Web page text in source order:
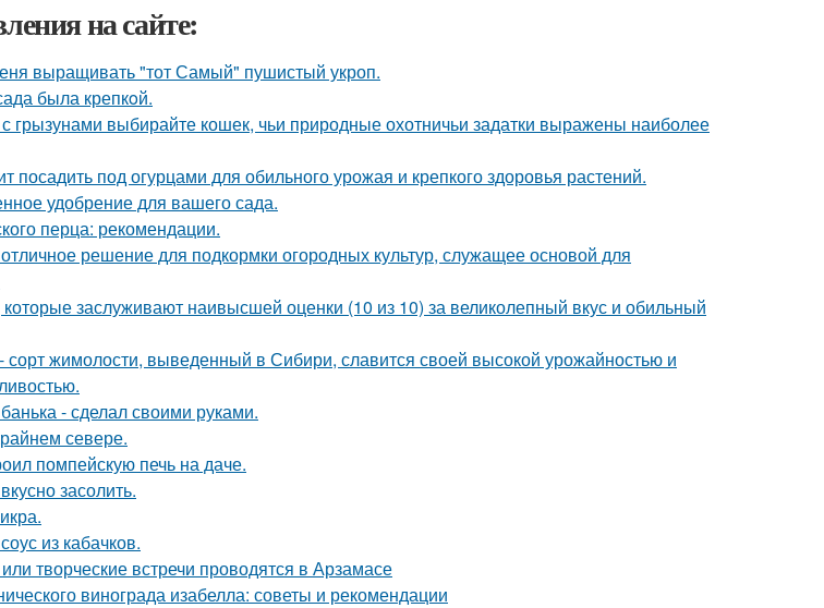
на сайте:
выращивать "тот Самый" пушистый укроп.
была крепкoй.
грызунами выбирайте кошек, чьи природные охотничьи задатки выражены наиболее
посадить под огурцами для обильного урожая и крепкого здоровья растений.
удобрение для вашего сада.
перца: рекомендации.
решение для подкормки огородных культур, служащее основой для
заслуживают наивысшей оценки (10 из 10) за великолепный вкус и обильный
сорт жимолости, выведенный в Сибири, славится своей высокой урожайностью и
- сделал своими руками.
севере.
помпейскую печь на даче.
засолить.
из кабачков.
творческие встречи проводятся в Арзамасе
винограда изабелла: советы и рекомендации